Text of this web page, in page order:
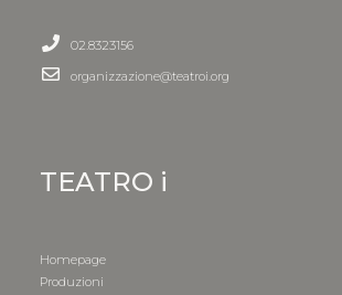
02.8323156
organizzazione@teatroi.org
TEATRO i
Homepage
Produzioni